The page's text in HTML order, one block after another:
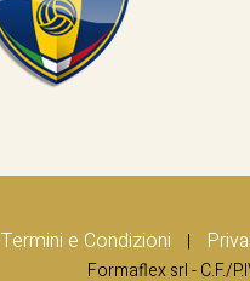
Termini e Condizioni |
Formaflex srl - C.F./